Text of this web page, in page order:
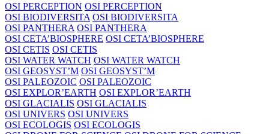
OSI PERCEPTION OSI PERCEPTION
OSI BIODIVERSITA OSI BIODIVERSITA
OSI PANTHERA OSI PANTHERA
OSI CETA’BIOSPHERE OSI CETA’BIOSPHERE
OSI CETIS OSI CETIS
OSI WATER WATCH OSI WATER WATCH
OSI GEOSYST’M OSI GEOSYST’M
OSI PALEOZOIC OSI PALEOZOIC
OSI EXPLOR’EARTH OSI EXPLOR’EARTH
OSI GLACIALIS OSI GLACIALIS
OSI UNIVERS OSI UNIVERS
OSI ECOLOGIS OSI ECOLOGIS